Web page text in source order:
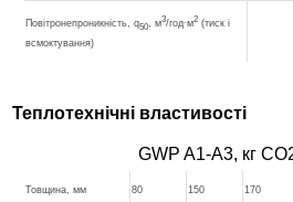
Повітронепроникність, q50, м3/год∙м2(тиск і
всмоктування)
Теплотехнічні властивості
GWP A1-A3, кг
Товщина, мм 80 150 170